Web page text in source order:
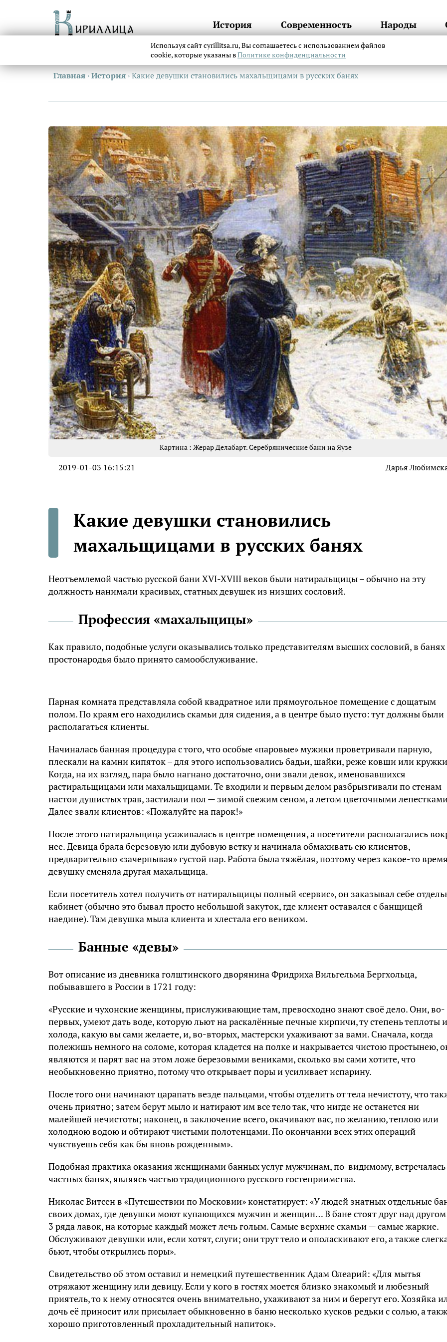
История Современность Народы
Главная ›История ›Какие девушки становились махальщицами в русских банях
Картина : Жерар Делабарт. Серебрянические бани на Яузе
2019-01-03 16:15:21 Дарья
Какие девушки становились
махальщицами в русских банях
Неотъемлемой частью русской бани XVI-XVIII веков были натиральщицы – обычно на эту
должность нанимали красивых, статных девушек из низших сословий.
Профессия «махальщицы»
Как правило, подобные услуги оказывались только представителям высших сословий, в банях
простонародья было принято самообслуживание.
Парная комната представляла собой квадратное или прямоугольное помещение с дощатым
полом. По краям его находились скамьи для сидения, а в центре было пусто: тут должны были
располагаться клиенты.
Начиналась банная процедура с того, что особые «паровые» мужики проветривали парную,
плескали на камни кипяток – для этого использовались бадьи, шайки, реже ковши или
Когда, на их взгляд, пара было нагнано достаточно, они звали девок, именовавшихся
растиральщицами или махальщицами. Те входили и первым делом разбрызгивали по стенам
настои душистых трав, застилали пол — зимой свежим сеном, а летом цветочными
Далее звали клиентов: «Пожалуйте на парок!»
После этого натиральщица усаживалась в центре помещения, а посетители располагались
нее. Девица брала березовую или дубовую ветку и начинала обмахивать ею клиентов,
предварительно «зачерпывая» густой пар. Работа была тяжёлая, поэтому через какое-то время
девушку сменяла другая махальщица.
Если посетитель хотел получить от натиральщицы полный «сервис», он заказывал себе
кабинет (обычно это бывал просто небольшой закуток, где клиент оставался с банщицей
наедине). Там девушка мыла клиента и хлестала его веником.
Банные «девы»
Вот описание из дневника голштинского дворянина Фридриха Вильгельма Бергхольца,
побывавшего в России в 1721 году:
«Русские и чухонские женщины, прислуживающие там, превосходно знают своё дело. Они, во-
первых, умеют дать воде, которую льют на раскалённые печные кирпичи, ту степень теплоты
холода, какую вы сами желаете, и, во-вторых, мастерски ухаживают за вами. Сначала, когда
полежишь немного на соломе, которая кладется на полке и накрывается чистою простынею,
являются и парят вас на этом ложе березовыми вениками, сколько вы сами хотите, что
необыкновенно приятно, потому что открывает поры и усиливает испарину.
После того они начинают царапать везде пальцами, чтобы отделить от тела нечистоту, что
очень приятно; затем берут мыло и натирают им все тело так, что нигде не останется ни
малейшей нечистоты; наконец, в заключение всего, окачивают вас, по желанию, теплою или
холодною водою и обтирают чистыми полотенцами. По окончании всех этих операций
чувствуешь себя как бы вновь рожденным».
Подобная практика оказания женщинами банных услуг мужчинам, по-видимому, встречалась
частных банях, являясь частью традиционного русского гостеприимства.
Николас Витсен в «Путешествии по Московии» констатирует: «У людей знатных отдельные
своих домах, где девушки моют купающихся мужчин и женщин… В бане стоят друг над
3 ряда лавок, на которые каждый может лечь голым. Самые верхние скамьи — самые жаркие.
Обслуживают девушки или, если хотят, слуги; они трут тело и ополаскивают его, а также
бьют, чтобы открылись поры».
Свидетельство об этом оставил и немецкий путешественник Адам Олеарий: «Для мытья
отряжают женщину или девицу. Если у кого в гостях моется близко знакомый и любезный
приятель, то к нему относятся очень внимательно, ухаживают за ним и берегут его. Хозяйка
дочь её приносит или присылает обыкновенно в баню несколько кусков редьки с солью, а
хорошо приготовленный прохладительный напиток».
Используя сайт cyrillitsa.ru, Вы соглашаетесь с использованием файлов
cookie, которые указаны вПолитике конфиденциальности